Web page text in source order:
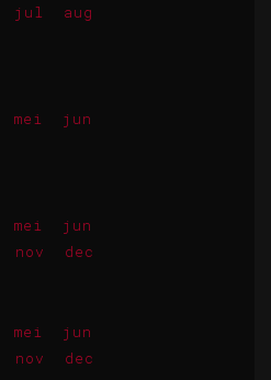
jul
aug
mei
jun
mei
jun
nov dec
mei
jun
nov dec